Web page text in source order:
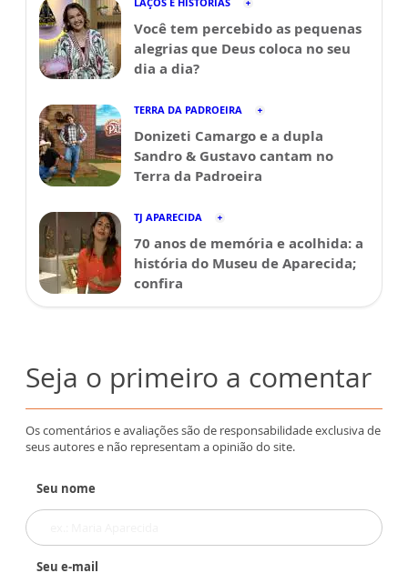
Você tem percebido as pequenas
alegrias que Deus coloca no seu
dia a dia?
TERRA DA PADROEIRA
Donizeti Camargo e a dupla
Sandro & Gustavo cantam no
Terra da Padroeira
TJ APARECIDA
70 anos de memória e acolhida: a
história do Museu de Aparecida;
confira
Seja o primeiro a comentar
Os comentários e avaliações são de responsabilidade exclusiva de
seus autores e não representam a opinião do site.
Seu nome
Seu e-mail